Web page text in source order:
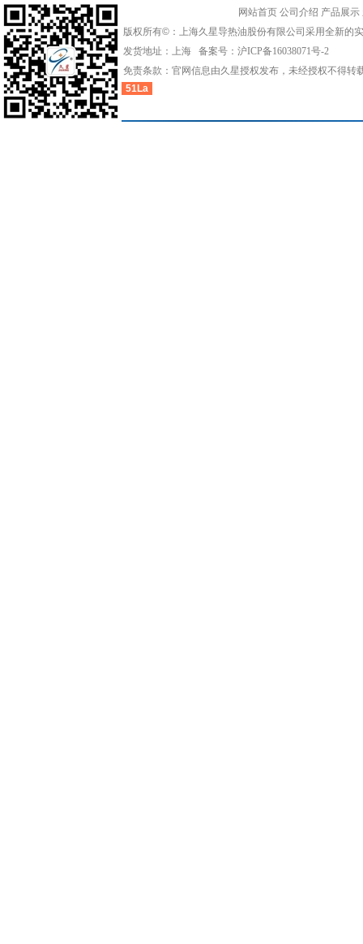
网站首页 公司介绍 产品展示
版权所有©：上海久星导热油股份有限公司采用全新的
发货地址：上海 备案号： 沪ICP备16038071号-2
免责条款：官网信息由久星授权发布，未经授权不得
51La